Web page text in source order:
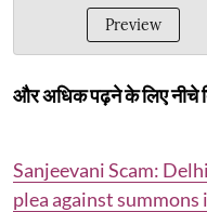
Preview
और अधिक पढ़ने के लिए नीचे
Sanjeevani Scam:
plea against summons